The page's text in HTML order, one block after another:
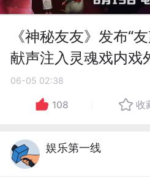
《神秘友友》发布“
献声注入灵魂戏内戏
06-05 02:38
108 收
娱乐第一线